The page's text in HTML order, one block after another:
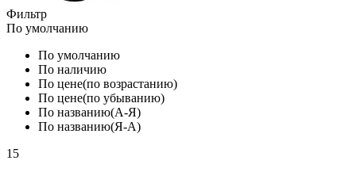
Фильтр
По умолчанию
По умолчанию
По наличию
По цене(по возрастанию)
По цене(по убыванию)
По названию(А-Я)
По названию(Я-А)
15